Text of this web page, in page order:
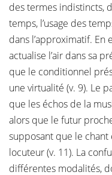
des termes indistincts,
temps, l’usage des
dans l’approximatif. En
actualise l’air dans sa
que le conditionnel
une virtualité (v. 9). Le
que les échos de la
alors que le futur
supposant que le chant
locuteur (v. 11). La
différentes modalités,